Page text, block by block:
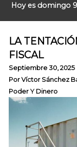
Hoy es domingo
LA
FISCAL
Septiembre 30, 2025
PorVíctor Sánchez
Poder Y Dinero